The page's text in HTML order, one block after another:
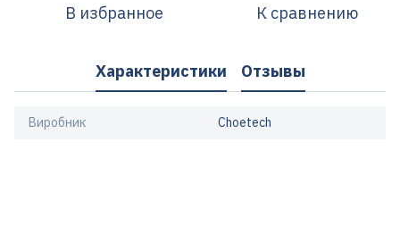
В избранное К сравнению
Характеристики Отзывы
Виробник Choetech